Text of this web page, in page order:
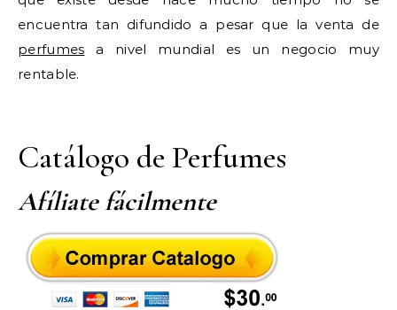
encuentra tan difundido a pesar que la venta de
perfumes a nivel mundial es un negocio muy
rentable.
Catálogo de Perfumes
Afíliate fácilmente